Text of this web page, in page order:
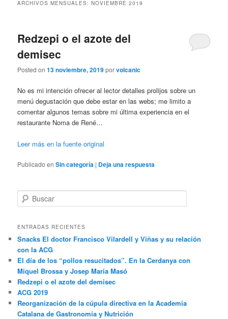
ARCHIVOS MENSUALES:NOVIEMBRE 2019
Redzepi o el azote del
demisec
Posted on13 noviembre, 2019porvolcanic
No es mi intención ofrecer al lector detalles prolijos sobre un
menú degustación que debe estar en las webs; me limito a
comentar algunos temas sobre mi última experiencia en el
restaurante Noma de René…
Leer más en la fuente original
Publicado en Sin categoría | Deja una respuesta
u
c
r
ENTRADAS RECIENTES
Snacks El doctor Francisco Vilardell y Viñas y su relación
con la ACG
El día de los “pollos resucitados”. En la Cerdanya con
Miquel Brossa y Josep Maria Masó
Redzepi o el azote del demisec
ACG 2019
Reorganización de la cúpula directiva en la Academia
Catalana de Gastronomía y Nutrición